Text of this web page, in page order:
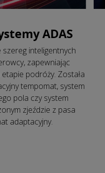
ADAS
inteligentnych
zapewniając
podróży. Została
tempomat, system
pola czy system
zjeździe z pasa
adaptacyjny.